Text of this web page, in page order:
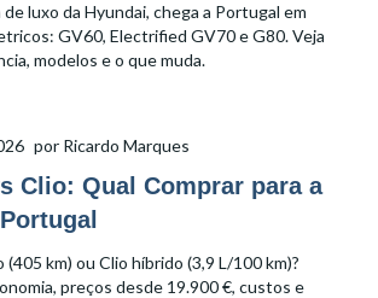
luxo da Hyundai, chega a Portugal em
GV60, Electrified GV70 e G80. Veja
modelos e o que muda.
por Ricardo Marques
Clio: Qual Comprar para a
km) ou Clio híbrido (3,9 L/100 km)?
preços desde 19.900 €, custos e